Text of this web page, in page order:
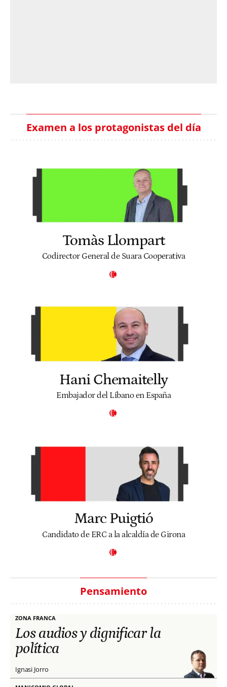
Examen a los protagonistas del día
Tomàs Llompart
Codirector General de Suara Cooperativa
Hani Chemaitelly
Embajador del Líbano en España
Marc Puigtió
Candidato de ERC a la alcaldía de Girona
Pensamiento
ZONA FRANCA
Los audios y dignificar la
política
Ignasi Jorro